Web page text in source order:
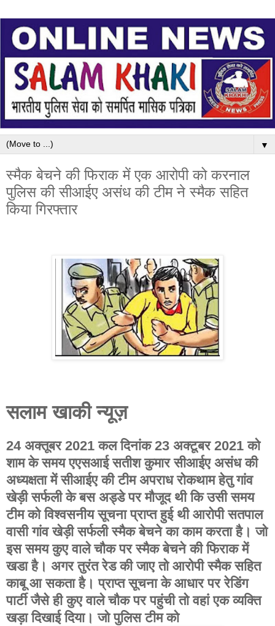
▼
स्मैक बेचने की फिराक में एक आरोपी को करनाल
पुलिस की सीआईए असंध की टीम ने स्मैक सहित
किया गिरफ्तार
सलाम खाकी न्यूज़
24 अक्तूबर 2021 कल दिनांक 23 अक्टूबर 2021 को
शाम के समय एएसआई सतीश कुमार सीआईए असंध की
अध्यक्षता में सीआईए की टीम अपराध रोकथाम हेतु गांव
खेड़ी सर्फली के बस अड्डे पर मौजूद थी कि उसी समय
टीम को विश्वसनीय सूचना प्राप्त हुई थी आरोपी सतपाल
वासी गांव खेड़ी सर्फली स्मैक बेचने का काम करता है। जो
इस समय कुए वाले चौक पर स्मैक बेचने की फिराक में
खडा है। अगर तुरंत रेड की जाए तो आरोपी स्मैक सहित
काबू आ सकता है। प्राप्त सूचना के आधार पर रेडिंग
पार्टी जैसे ही कुए वाले चौक पर पहुंची तो वहां एक व्यक्ति
खड़ा दिखाई दिया। जो पुलिस टीम को